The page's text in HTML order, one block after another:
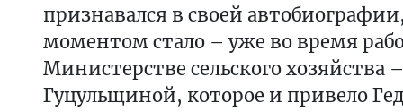
признавался в своей
моментом стало – уже во время
Министерстве сельского хозяйства
Гуцульщиной, которое и привело